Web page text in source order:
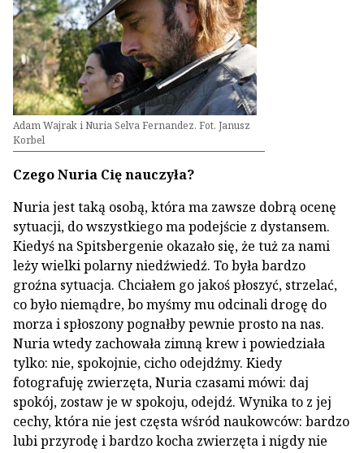
Adam Wajrak i Nuria Selva Fernandez. Fot. Janusz
Korbel
Czego Nuria Cię nauczyła?
Nuria jest taką osobą, która ma zawsze dobrą ocenę
sytuacji, do wszystkiego ma podejście z dystansem.
Kiedyś na Spitsbergenie okazało się, że tuż za nami
leży wielki polarny niedźwiedź. To była bardzo
groźna sytuacja. Chciałem go jakoś płoszyć, strzelać,
co było niemądre, bo myśmy mu odcinali drogę do
morza i spłoszony pognałby pewnie prosto na nas.
Nuria wtedy zachowała zimną krew i powiedziała
tylko: nie, spokojnie, cicho odejdźmy. Kiedy
fotografuję zwierzęta, Nuria czasami mówi: daj
spokój, zostaw je w spokoju, odejdź. Wynika to z jej
cechy, która nie jest częsta wśród naukowców: bardzo
lubi przyrodę i bardzo kocha zwierzęta i nigdy nie